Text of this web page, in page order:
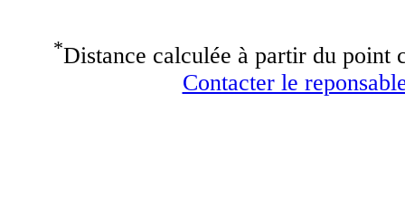
*Distance calculée à partir du point
Contacter le